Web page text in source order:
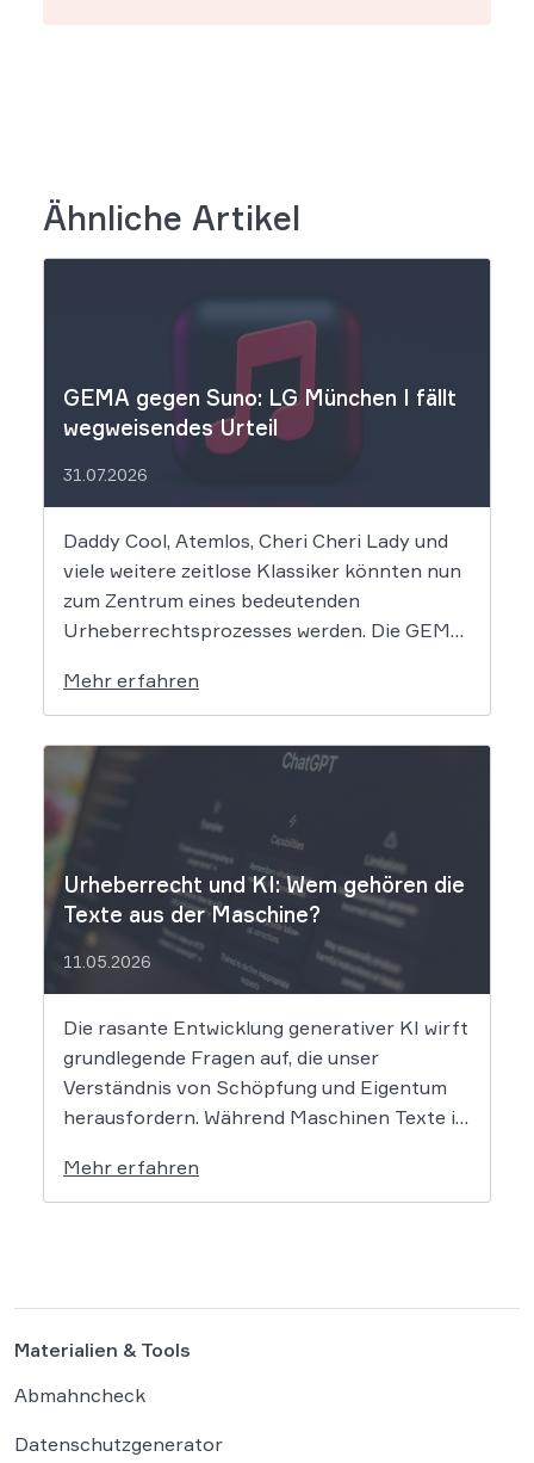
Ähnliche Artikel
GEMA gegen Suno: LG München I fällt
wegweisendes Urteil
31.07.2026
Daddy Cool, Atemlos, Cheri Cheri Lady und
viele weitere zeitlose Klassiker könnten nun
zum Zentrum eines bedeutenden
Urheberrechtsprozesses werden. Die GEMA
will die Rechte ihrer Mitglieder verteidigen.
Dem Unternehmen hinter der populären KI-
Musik-App werden massive
Urheberrechtsverletzungen vorgeworfen.
[…]
Mehr erfahren
Urheberrecht und KI: Wem gehören die
Texte aus der Maschine?
11.05.2026
Die rasante Entwicklung generativer KI wirft
grundlegende Fragen auf, die unser
Verständnis von Schöpfung und Eigentum
herausfordern. Während Maschinen Texte in
Rechtswissenschaft um die Antwort, ob und
wie diese Werke geschützt sind: Ein Problem,
Mehr erfahren
Materialien & Tools
Abmahncheck
Datenschutzgenerator